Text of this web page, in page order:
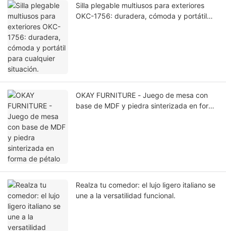
Silla plegable multiusos para exteriores
OKC-1756: duradera, cómoda y portátil
OKAY FURNITURE - Juego de mesa con
base de MDF y piedra sinterizada en forma
Realza tu comedor: el lujo ligero italiano se
une a la versatilidad funcional.